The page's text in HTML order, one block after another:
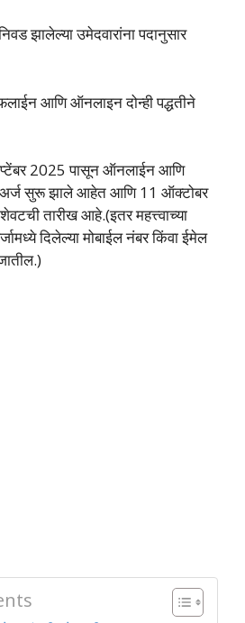
झालेल्या उमेदवारांना पदानुसार
आणि ऑनलाइन दोन्ही पद्धतीने
2025 पासून ऑनलाईन आणि
अर्ज सुरू झाले आहेत आणि 11 ऑक्टोबर
तारीख आहे.(इतर महत्त्वाच्या
दिलेल्या मोबाईल नंबर किंवा ईमेल